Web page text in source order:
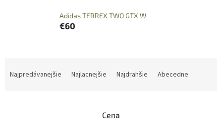
Adidas TERREX TWO GTX W
€60
Najpredávanejšie Najlacnejšie Najdrahšie Abecedne
Cena